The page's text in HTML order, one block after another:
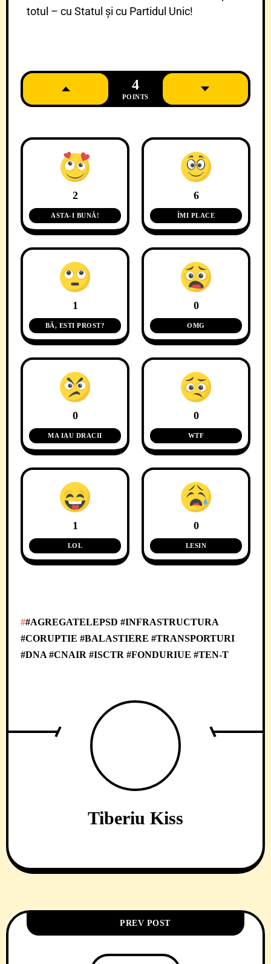
totul – cu Statul și cu Partidul Unic!
4
POINTS
2
ASTA-I BUNĂ!
6
ÎMI PLACE
1
BĂ, ESTI PROST?
0
OMG
0
MA IAU DRACII
0
WTF
1
LOL
0
LESIN
#AGREGATELEPSD #INFRASTRUCTURA
#CORUPTIE #BALASTIERE #TRANSPORTURI
#DNA #CNAIR #ISCTR #FONDURIUE #TEN-T
Tiberiu Kiss
PREV POST